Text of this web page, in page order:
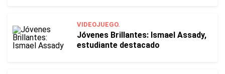
VIDEOJUEGO.
Jóvenes Brillantes: Ismael Assady,
estudiante destacado